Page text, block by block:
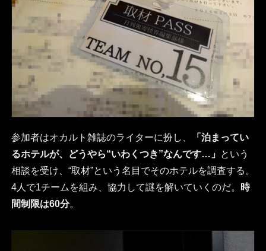
参加者はオカルト雑誌のライターに扮し、
「泊まってい
るホテルが、どうやら“いわくつき”なんです…」 という
相談を受け、“取材”という名目でそのホテルを調査する。
4人で1チームを組み、協力して謎を解いていくのだ。
時
間制限は60分。